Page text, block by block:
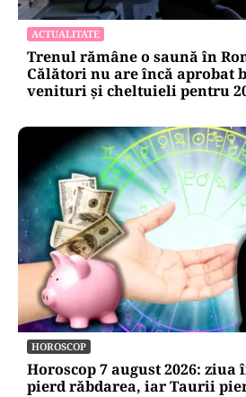
ACTUALITATE
Trenul rămâne o saună în
Călători nu are încă aprobat
venituri și cheltuieli pentru
HOROSCOP
Horoscop 7 august 2026:
pierd răbdarea, iar Taurii